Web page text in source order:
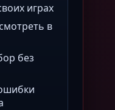
играх
в
без